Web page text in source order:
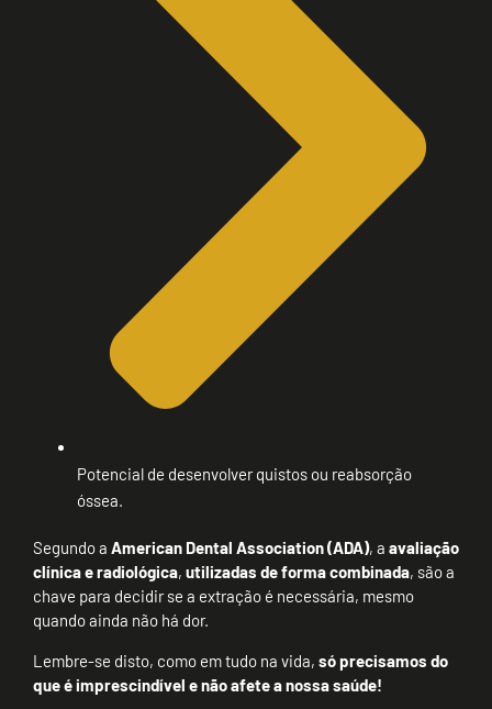
Potencial de desenvolver quistos ou reabsorção
óssea.
Segundo a American Dental Association (ADA), a avaliação
clínica e radiológica, utilizadas de forma combinada, são a
chave para decidir se a extração é necessária, mesmo
quando ainda não há dor.
Lembre-se disto, como em tudo na vida, só precisamos do
que é imprescindível e não afete a nossa saúde!